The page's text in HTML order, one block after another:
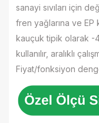
sanayi sıvıları için
fren yağlarına ve EP
kauçuk tipik olarak -
kullanılır, aralıklı
Fiyat/fonksiyon